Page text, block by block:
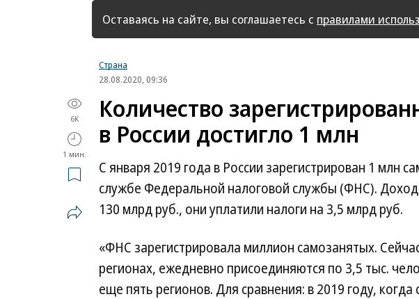
Оставаясь на сайте, вы соглашаетесь с правилами
Страна
28.08.2020, 09:36
6K
1 мин.
Количество
в России достигло 1 млн
С января 2019 года в России зарегистрирован 1 млн
службе Федеральной налоговой службы (ФНС).
130 млрд руб., они уплатили налоги на 3,5 млрд руб.
«ФНС зарегистрировала миллион самозанятых.
регионах, ежедневно присоединяются по 3,5 тыс.
еще пять регионов. Для сравнения: в 2019 году,